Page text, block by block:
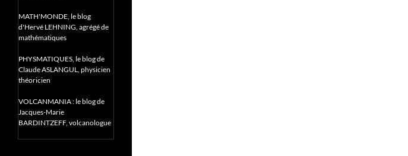
MATH'MONDE, le blog
d'Hervé LEHNING, agrégé de
mathématiques
PHYSMATIQUES, le blog de
Claude ASLANGUL, physicien
théoricien
VOLCANMANIA : le blog de
Jacques-Marie
BARDINTZEFF, volcanologue